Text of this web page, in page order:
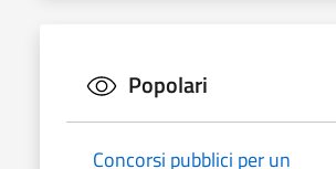
Popolari
Concorsi pubblici per un